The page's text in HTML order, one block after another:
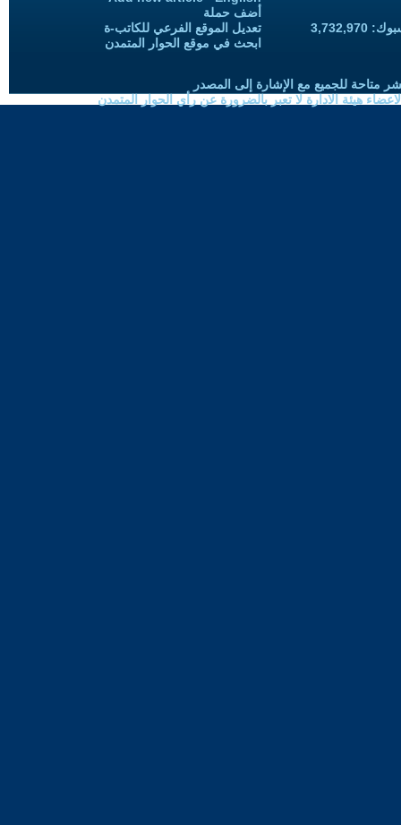
أضف حملة
تعديل الموقع الفرعي للكاتب-ة
ابحث في موقع الحوار المتمدن
متاحة للجميع مع الإشارة إلى المصدر
هيئة الادارة لا تعبر بالضرورة عن رأي الحوار المتمدن